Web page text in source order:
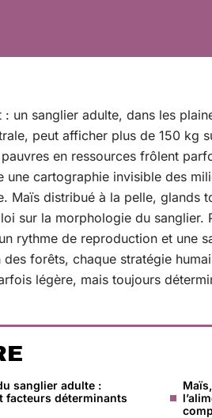
un sanglier adulte, dans les
peut afficher plus de 150 kg
en ressources frôlent
une cartographie invisible des
Maïs distribué à la pelle, glands
sur la morphologie du sanglier.
rythme de reproduction et une
forêts, chaque stratégie
légère, mais toujours
sanglier adulte :
facteurs déterminants